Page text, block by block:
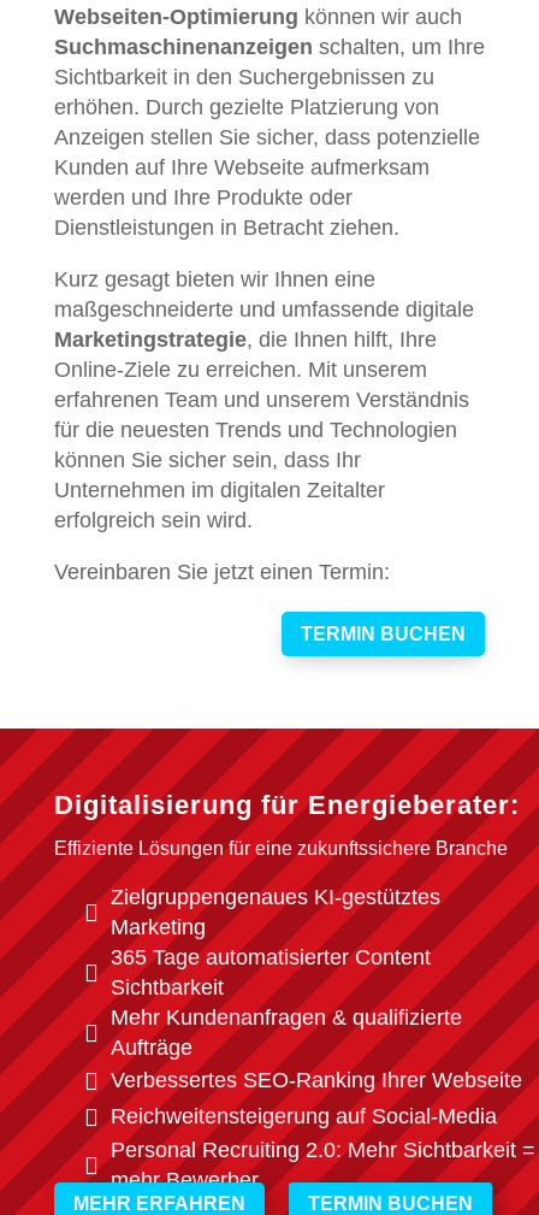
Webseiten-Optimierung können wir auch
Suchmaschinenanzeigen schalten, um Ihre
Sichtbarkeit in den Suchergebnissen zu
erhöhen. Durch gezielte Platzierung von
Anzeigen stellen Sie sicher, dass potenzielle
Kunden auf Ihre Webseite aufmerksam
werden und Ihre Produkte oder
Dienstleistungen in Betracht ziehen.
Kurz gesagt bieten wir Ihnen eine
maßgeschneiderte und umfassende digitale
Marketingstrategie, die Ihnen hilft, Ihre
Online-Ziele zu erreichen. Mit unserem
erfahrenen Team und unserem Verständnis
für die neuesten Trends und Technologien
können Sie sicher sein, dass Ihr
Unternehmen im digitalen Zeitalter
erfolgreich sein wird.
Vereinbaren Sie jetzt einen Termin:
TERMIN BUCHEN
Digitalisierung für Energieberater:
Effiziente Lösungen für eine zukunftssichere Branche

Zielgruppengenaues KI-gestütztes
Marketing

365 Tage automatisierter Content
Sichtbarkeit

Mehr Kundenanfragen & qualifizierte
Aufträge
 Verbessertes SEO-Ranking Ihrer Webseite
 Reichweitensteigerung auf Social-Media

Personal Recruiting 2.0: Mehr Sichtbarkeit =
mehr Bewerber
MEHR ERFAHREN TERMIN BUCHEN